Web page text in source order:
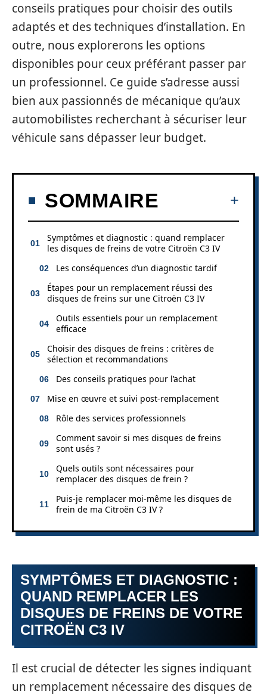
conseils pratiques pour choisir des outils
adaptés et des techniques d’installation. En
outre, nous explorerons les options
disponibles pour ceux préférant passer par
un professionnel. Ce guide s’adresse aussi
bien aux passionnés de mécanique qu’aux
automobilistes recherchant à sécuriser leur
véhicule sans dépasser leur budget.
SOMMAIRE
Symptômes et diagnostic : quand remplacer
les disques de freins de votre Citroën C3 IV
Les conséquences d’un diagnostic tardif
Étapes pour un remplacement réussi des
disques de freins sur une Citroën C3 IV
Outils essentiels pour un remplacement
efficace
Choisir des disques de freins : critères de
sélection et recommandations
Des conseils pratiques pour l’achat
Mise en œuvre et suivi post-remplacement
Rôle des services professionnels
Comment savoir si mes disques de freins
sont usés ?
Quels outils sont nécessaires pour
remplacer des disques de frein ?
Puis-je remplacer moi-même les disques de
frein de ma Citroën C3 IV ?
SYMPTÔMES ET DIAGNOSTIC :
QUAND REMPLACER LES
DISQUES DE FREINS DE VOTRE
CITROËN C3 IV
Il est crucial de détecter les signes indiquant
un remplacement nécessaire des disques de